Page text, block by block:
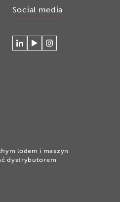
Social media
Connecteer
WatchVolg
lodem i maszyn
dystrybutorem